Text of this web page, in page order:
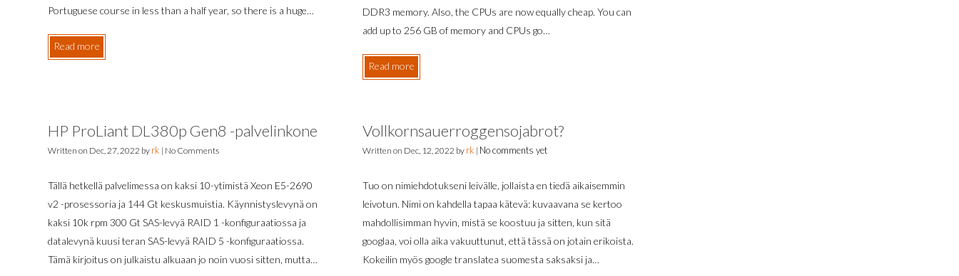
Portuguese course in less than a half year, so there is a huge…
Read more
DDR3 memory. Also, the CPUs are now equally cheap. You can
add up to 256 GB of memory and CPUs go…
Read more
HP ProLiant DL380p Gen8 -palvelinkone
Written on Dec, 27, 2022 by rk | No Comments
Tällä hetkellä palvelimessa on kaksi 10-ytimistä Xeon E5-2690
v2 -prosessoria ja 144 Gt keskusmuistia. Käynnistyslevynä on
kaksi 10k rpm 300 Gt SAS-levyä RAID 1 -konfiguraatiossa ja
datalevynä kuusi teran SAS-levyä RAID 5 -konfiguraatiossa.
Tämä kirjoitus on julkaistu alkuaan jo noin vuosi sitten, mutta…
Vollkornsauerroggensojabrot?
Written on Dec, 12, 2022 by rk | No comments yet
Tuo on nimiehdotukseni leivälle, jollaista en tiedä aikaisemmin
leivotun. Nimi on kahdella tapaa kätevä: kuvaavana se kertoo
mahdollisimman hyvin, mistä se koostuu ja sitten, kun sitä
googlaa, voi olla aika vakuuttunut, että tässä on jotain erikoista.
Kokeilin myös google translatea suomesta saksaksi ja…